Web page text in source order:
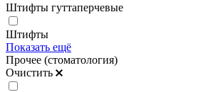
Штифты гуттаперчевые
Штифты
Показать ещё
Прочее (стоматология)
Очистить